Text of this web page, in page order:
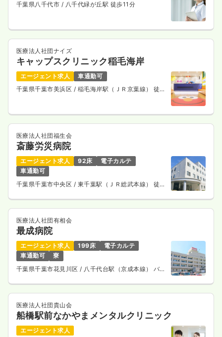
千葉県八千代市 / 八千代緑が丘駅 徒歩11分
医療法人社団ナイズ
キャップスクリニック稲毛海岸
エージェント求人
車通勤可
千葉県千葉市美浜区 / 稲毛海岸駅（ＪＲ京葉線） 徒歩
医療法人社団福生会
斎藤労災病院
エージェント求人 92床
電子カルテ
車通勤可
千葉県千葉市中央区 / 東千葉駅（ＪＲ総武本線） 徒歩
医療法人社団有相会
最成病院
エージェント求人 199床
電子カルテ
車通勤可
寮
千葉県千葉市花見川区 / 八千代台駅（京成本線） バス
医療法人社団貴山会
船橋駅前なかやまメンタルクリニック
エージェント求人